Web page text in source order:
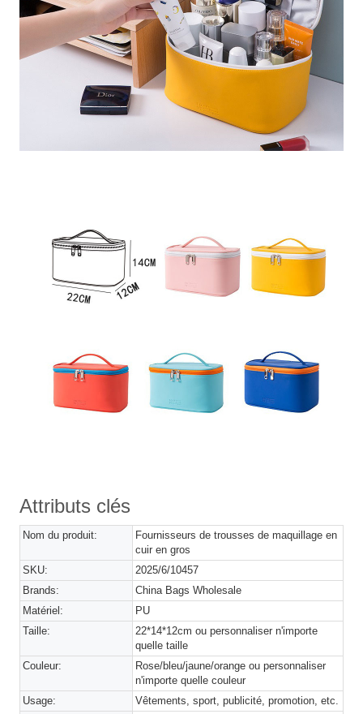
Attributs clés
Nom du produit:
Fournisseurs de trousses de maquillage en
cuir en gros
SKU:
2025/6/10457
Brands:
China Bags Wholesale
Matériel:
PU
Taille:
22*14*12cm ou personnaliser n'importe
quelle taille
Couleur:
Rose/bleu/jaune/orange ou personnaliser
n'importe quelle couleur
Usage:
Vêtements, sport, publicité, promotion, etc.